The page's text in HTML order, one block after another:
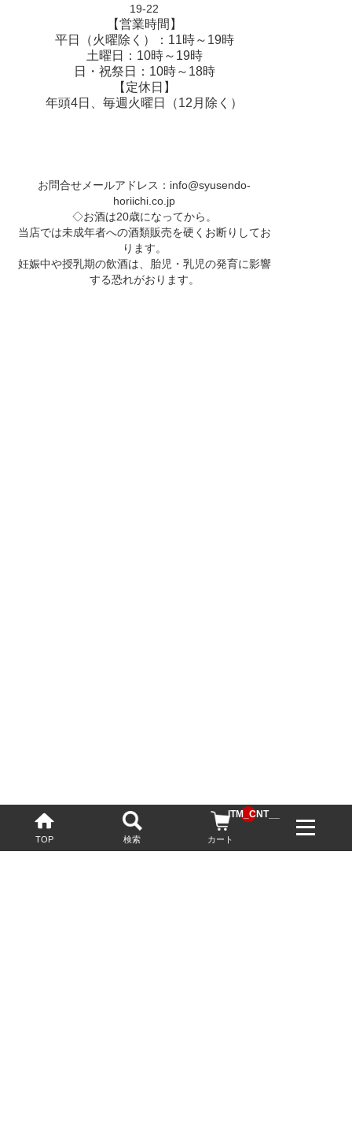
TOP 検索 カート
__ITM_CNT__
19-22
【営業時間】
平日（火曜除く）：11時～19時
土曜日：10時～19時
日・祝祭日：10時～18時
【定休日】
年頭4日、毎週火曜日（12月除く）
お問合せメールアドレス： info@syusendo-
horiichi.co.jp
◇お酒は20歳になってから。
当店では未成年者への酒類販売を硬くお断りしてお
ります。
妊娠中や授乳期の飲酒は、胎児・乳児の発育に影響
する恐れがおります。